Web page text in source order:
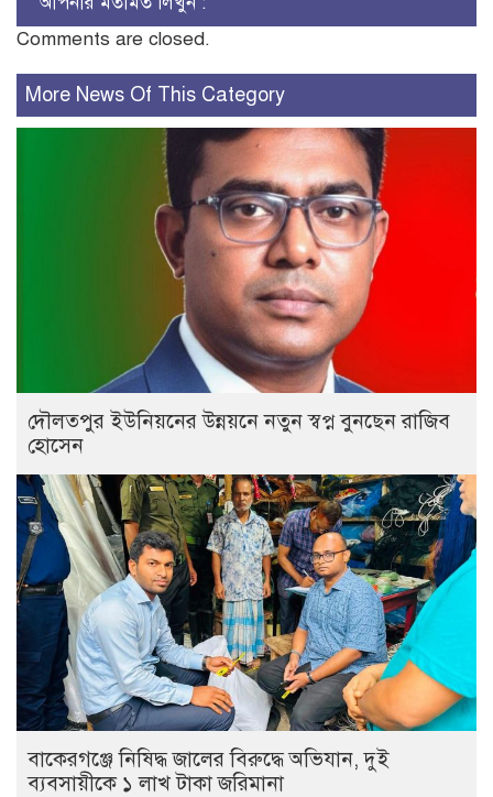
Comments are closed.
More News Of This Category
দৌলতপুর ইউনিয়নের উন্নয়নে নতুন স্বপ্ন বুনছেন রাজিব
হোসেন
বাকেরগঞ্জে নিষিদ্ধ জালের বিরুদ্ধে অভিযান, দুই
ব্যবসায়ীকে ১ লাখ টাকা জরিমানা